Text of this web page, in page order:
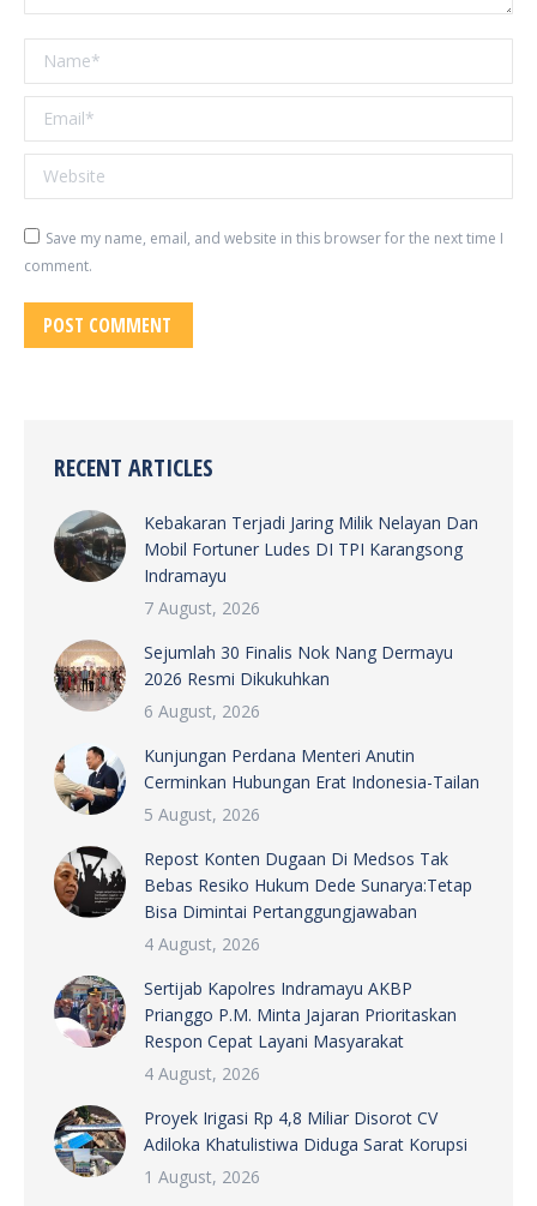
Name *
Email *
Website
Save my name, email, and website in this browser for the next time I
comment.
POST COMMENT
RECENT ARTICLES
Kebakaran Terjadi Jaring Milik Nelayan Dan
Mobil Fortuner Ludes DI TPI Karangsong
Indramayu
7 August, 2026
Sejumlah 30 Finalis Nok Nang Dermayu
2026 Resmi Dikukuhkan
6 August, 2026
Kunjungan Perdana Menteri Anutin
Cerminkan Hubungan Erat Indonesia-Tailan
5 August, 2026
Repost Konten Dugaan Di Medsos Tak
Bebas Resiko Hukum Dede Sunarya:Tetap
Bisa Dimintai Pertanggungjawaban
4 August, 2026
Sertijab Kapolres Indramayu AKBP
Prianggo P.M. Minta Jajaran Prioritaskan
Respon Cepat Layani Masyarakat
4 August, 2026
Proyek Irigasi Rp 4,8 Miliar Disorot CV
Adiloka Khatulistiwa Diduga Sarat Korupsi
1 August, 2026